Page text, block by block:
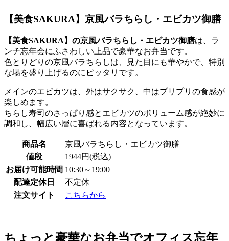
【美食SAKURA】京風バラちらし・エビカツ御膳
【美食SAKURA】の京風バラちらし・エビカツ御膳は、ラ
ンチ忘年会にふさわしい上品で豪華なお弁当です。
色とりどりの京風バラちらしは、見た目にも華やかで、特別
な場を盛り上げるのにピッタリです。
メインのエビカツは、外はサクサク、中はプリプリの食感が
楽しめます。
ちらし寿司のさっぱり感とエビカツのボリューム感が絶妙に
調和し、幅広い層に喜ばれる内容となっています。
商品名
京風バラちらし・エビカツ御膳
値段
1944円(税込)
お届け可能時間 10:30～19:00
配達定休日
不定休
注文サイト
こちらから
ちょっと豪華なお弁当でオフィス忘年